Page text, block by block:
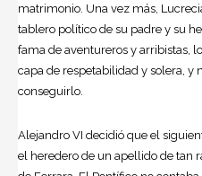
matrimonio. Una vez más,
tablero político de su padre y su
fama de aventureros y arribistas,
capa de respetabilidad y solera, y
conseguirlo.
Alejandro VI decidió que el
el heredero de un apellido de tan